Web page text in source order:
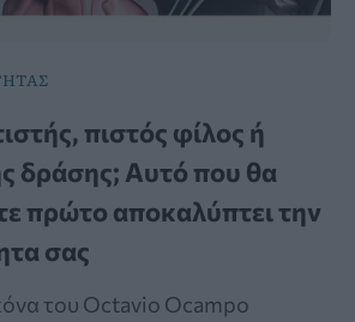
πιστός φίλος ή
δράσης; Αυτό που θα
πρώτο αποκαλύπτει την
σας
του Octavio Ocampo